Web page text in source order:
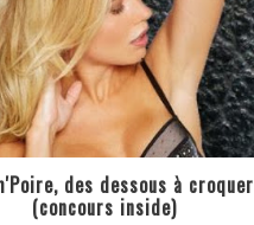
des dessous à croquer
(concours inside)